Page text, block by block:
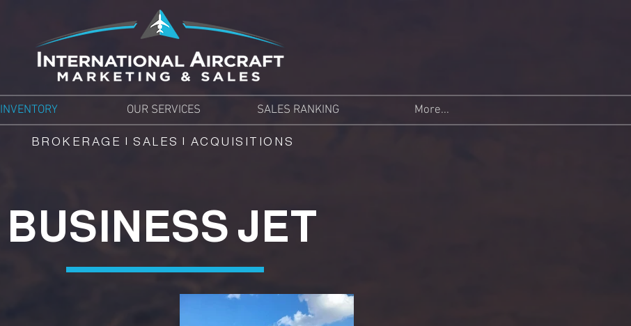
INVENTORY OUR SERVICES SALES RANKING More...
BROKERAGE | SALES | ACQUISITIONS
BUSINESS JET